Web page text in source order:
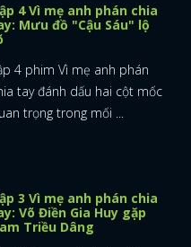
4 Vì mẹ anh phán chia
Mưu đồ "Cậu Sáu" lộ
4 phim Vì mẹ anh phán
tay đánh dấu hai cột mốc
trọng trong mối ...
3 Vì mẹ anh phán chia
Võ Điền Gia Huy gặp
Triều Dâng